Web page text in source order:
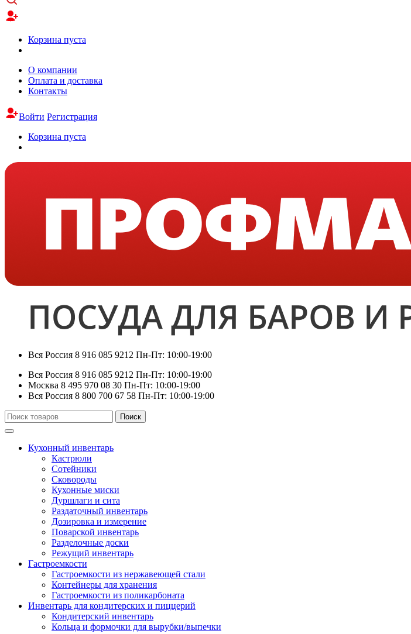
Корзина пуста
О компании
Оплата и доставка
Контакты
Войти Регистрация
Корзина пуста
Вся Россия 8 916 085 9212 Пн-Пт: 10:00-19:00
Вся Россия 8 916 085 9212 Пн-Пт: 10:00-19:00
Москва 8 495 970 08 30 Пн-Пт: 10:00-19:00
Вся Россия 8 800 700 67 58 Пн-Пт: 10:00-19:00
Искать:
Поиск
Кухонный инвентарь
Кастрюли
Сотейники
Сковороды
Кухонные миски
Дуршлаги и сита
Раздаточный инвентарь
Дозировка и измерение
Поварской инвентарь
Разделочные доски
Режущий инвентарь
Гастроемкости
Гастроемкости из нержавеющей стали
Контейнеры для хранения
Гастроемкости из поликарбоната
Инвентарь для кондитерских и пиццерий
Кондитерский инвентарь
Кольца и формочки для вырубки/выпечки